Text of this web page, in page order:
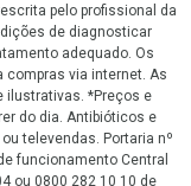
pelo profissional da
de diagnosticar
adequado. Os
compras via internet. As
*Preços e
do dia. Antibióticos e
televendas. Portaria nº
funcionamento Central
ou 0800 282 10 10 de